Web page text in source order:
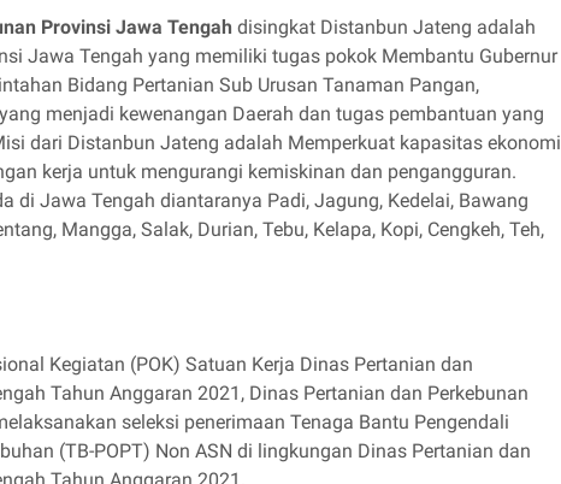
Provinsi Jawa Tengah disingkat Distanbun Jateng adalah
Jawa Tengah yang memiliki tugas pokok Membantu Gubernur
Bidang Pertanian Sub Urusan Tanaman Pangan,
menjadi kewenangan Daerah dan tugas pembantuan yang
dari Distanbun Jateng adalah Memperkuat kapasitas ekonomi
kerja untuk mengurangi kemiskinan dan pengangguran.
di Jawa Tengah diantaranya Padi, Jagung, Kedelai, Bawang
Mangga, Salak, Durian, Tebu, Kelapa, Kopi, Cengkeh, Teh,
Kegiatan (POK) Satuan Kerja Dinas Pertanian dan
Tahun Anggaran 2021, Dinas Pertanian dan Perkebunan
seleksi penerimaan Tenaga Bantu Pengendali
(TB-POPT) Non ASN di lingkungan Dinas Pertanian dan